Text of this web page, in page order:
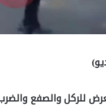
للركل والصفع